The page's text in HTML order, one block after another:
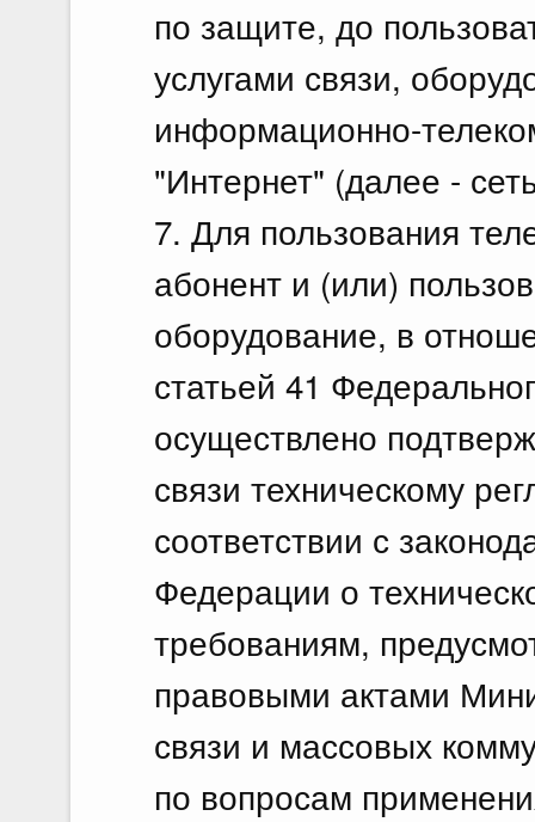
по защите, до
услугами связи,
информационно-
"Интернет" (далее -
7. Для пользования
абонент и (или)
оборудование, в
статьей 41
осуществлено
связи техническому
соответствии с
Федерации о
требованиям,
правовыми актами
связи и массовых
по вопросам